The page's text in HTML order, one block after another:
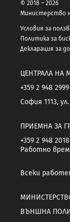
© 2018 – 2026
Министерство
Условия за
Политика за
Декларация за
ЦЕНТРАЛА НА
+359 2 948 2999
София 1113,
ПРИЕМНА ЗА
+359 2 948 2018
Работно
Всеки
ВЪНШНА